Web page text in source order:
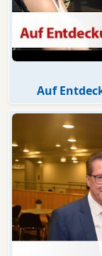
Auf